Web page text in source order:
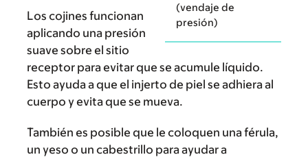
(vendaje de
presión)
Los cojines funcionan
aplicando una presión
suave sobre el sitio
receptor para evitar que se acumule líquido.
Esto ayuda a que el injerto de piel se adhiera al
cuerpo y evita que se mueva.
También es posible que le coloquen una férula,
un yeso o un cabestrillo para ayudar a